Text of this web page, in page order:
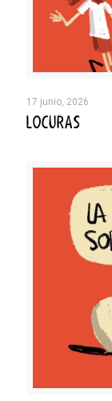
17 junio, 2026
LOCURAS